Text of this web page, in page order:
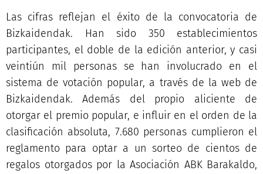
Las cifras reflejan el éxito de la convocatoria de
Bizkaidendak. Han sido 350 establecimientos
participantes, el doble de la edición anterior, y casi
veintiún mil personas se han involucrado en el
sistema de votación popular, a través de la web de
Bizkaidendak. Además del propio aliciente de
otorgar el premio popular, e influir en el orden de la
clasificación absoluta, 7.680 personas cumplieron el
reglamento para optar a un sorteo de cientos de
regalos otorgados por la Asociación ABK Barakaldo,